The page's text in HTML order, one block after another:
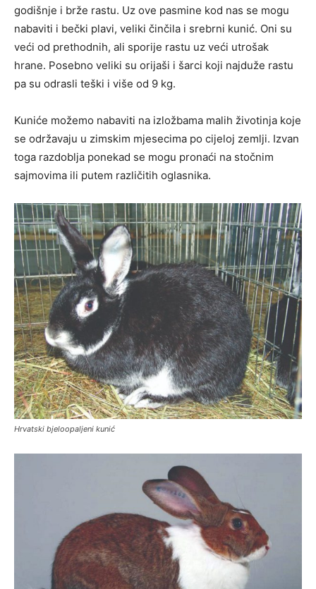
godišnje i brže rastu. Uz ove pasmine kod nas se mogu
nabaviti i bečki plavi, veliki činčila i srebrni kunić. Oni su
veći od prethodnih, ali sporije rastu uz veći utrošak
hrane. Posebno veliki su orijaši i šarci koji najduže rastu
pa su odrasli teški i više od 9 kg.
Kuniće možemo nabaviti na izložbama malih životinja koje
se održavaju u zimskim mjesecima po cijeloj zemlji. Izvan
toga razdoblja ponekad se mogu pronaći na stočnim
sajmovima ili putem različitih oglasnika.
Hrvatski bjeloopaljeni kunić